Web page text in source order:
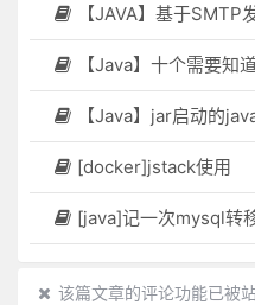
【JAVA】基于SMTP
【Java】十个需要知
【Java】jar启动的java程序
[docker]jstack使用
[java]记一次mysql转
该篇文章的评论功能已被